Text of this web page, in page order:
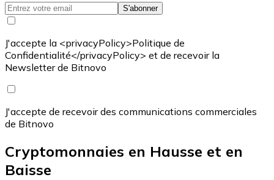
S'abonner
J'accepte la <privacyPolicy>Politique de
Confidentialité</privacyPolicy> et de recevoir la
Newsletter de Bitnovo
J'accepte de recevoir des communications commerciales
de Bitnovo
Cryptomonnaies en Hausse et en
Baisse